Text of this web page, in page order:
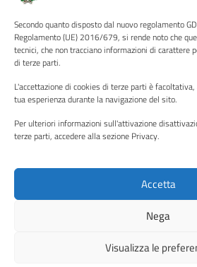
Secondo quanto disposto dal nuovo regolamento
Regolamento (UE) 2016/679, si rende noto che
tecnici, che non tracciano informazioni di carattere
di terze parti.
L'accettazione di cookies di terze parti è
tua esperienza durante la navigazione del sito.
Per ulteriori informazioni sull'attivazione
terze parti, accedere alla sezione Privacy.
Accetta
Nega
Visualizza le
Albo pretorio
Informativa privacy
Note legali
Piano di miglioramento del sito
Instagram